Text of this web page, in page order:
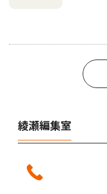
綾瀬編集室